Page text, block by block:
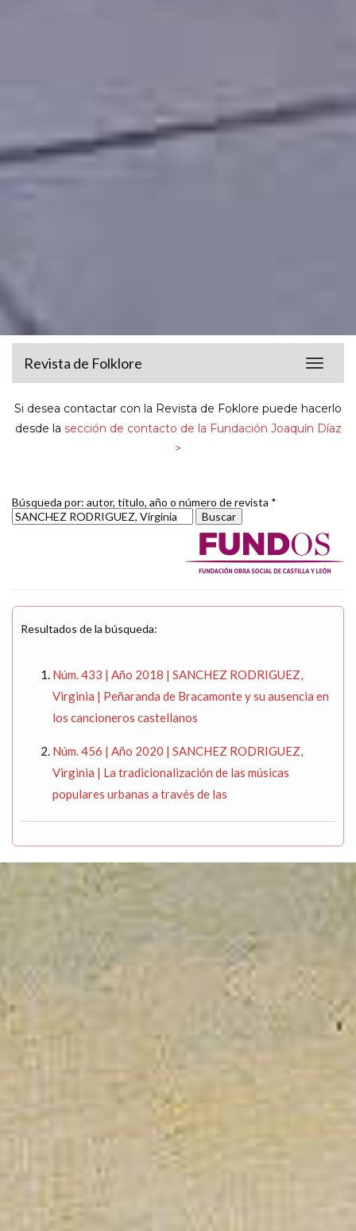
Toggle
Revista de Folklore
Si desea contactar con la Revista de Foklore puede hacerlo
desde la sección de contacto de la Fundación Joaquín Díaz
>
Búsqueda por: autor, título, año o número de revista *
Resultados de la búsqueda:
Núm. 433 | Año 2018 | SANCHEZ RODRIGUEZ,
Virginia | Peñaranda de Bracamonte y su ausencia en
los cancioneros castellanos
Núm. 456 | Año 2020 | SANCHEZ RODRIGUEZ,
Virginia | La tradicionalización de las músicas
populares urbanas a través de las